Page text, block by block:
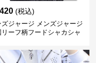
(税込)
ズジャージ メンズジャージ
リーフ柄フードシャカシャ